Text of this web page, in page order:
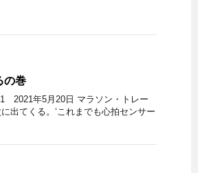
の巻
2021年5月20日 マラソン・トレー
出てくる。‘これまでも心拍センサー